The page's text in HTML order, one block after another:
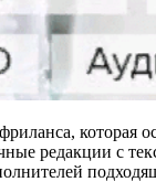
которая
редакции с